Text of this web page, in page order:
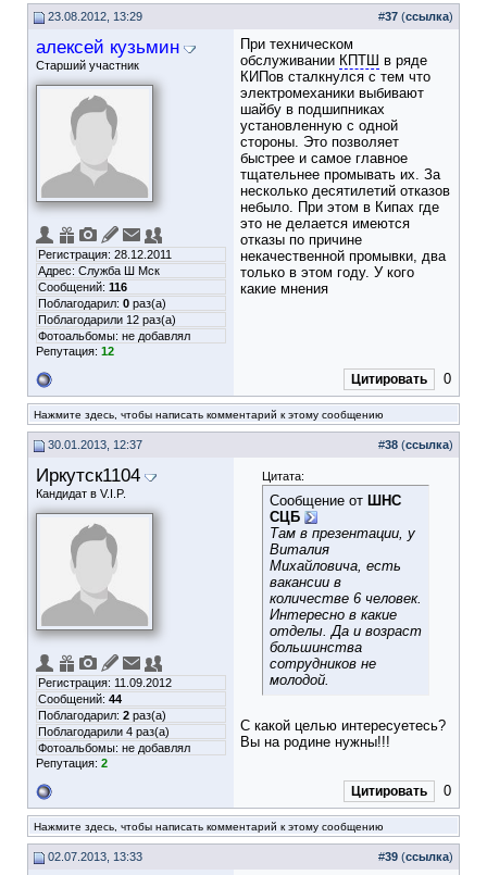
23.08.2012, 13:29 #37 (ссылка)
алексей кузьмин
Старший участник
Регистрация: 28.12.2011
Адрес: Служба Ш Мск
Сообщений: 116
Поблагодарил: 0 раз(а)
Поблагодарили 12 раз(а)
Фотоальбомы: не добавлял
Репутация: 12
При техническом
обслуживании КПТШ в ряде
КИПов сталкнулся с тем что
электромеханики выбивают
шайбу в подшипниках
установленную с одной
стороны. Это позволяет
быстрее и самое главное
тщательнее промывать их. За
несколько десятилетий отказов
небыло. При этом в Кипах где
это не делается имеются
отказы по причине
некачественной промывки, два
только в этом году. У кого
какие мнения
Цитировать 0
Нажмите здесь, чтобы написать комментарий к этому сообщению
30.01.2013, 12:37 #38 (ссылка)
Иркутск1104
Кандидат в V.I.P.
Регистрация: 11.09.2012
Сообщений: 44
Поблагодарил: 2 раз(а)
Поблагодарили 4 раз(а)
Фотоальбомы: не добавлял
Репутация: 2
Цитата:
Сообщение от ШНС
СЦБ
Там в презентации, у
Виталия
Михайловича, есть
вакансии в
количестве 6 человек.
Интересно в какие
отделы. Да и возраст
большинства
сотрудников не
молодой.
С какой целью интересуетесь?
Вы на родине нужны!!!
Цитировать 0
Нажмите здесь, чтобы написать комментарий к этому сообщению
02.07.2013, 13:33 #39 (ссылка)